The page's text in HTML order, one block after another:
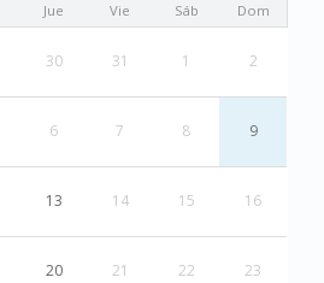
Jue Vie Sáb Dom
30 31 1 2
6 7 8 9
13 14 15 16
20 21 22 23